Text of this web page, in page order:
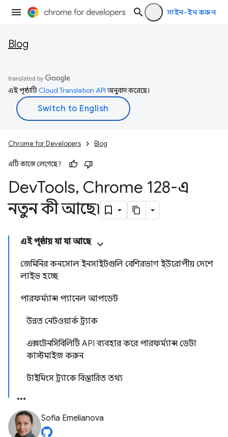
সাইন-ইন করুন
Blog
এই পৃষ্ঠাটিCloud Translation APIঅনুবাদ করেছে।
Chrome for Developers Blog
এটি কাজে লেগেছে?
DevTools, Chrome 128-এ
নতুন কী আছে৷
এই পৃষ্ঠায় যা যা আছে
জেমিনির কনসোল ইনসাইটগুলি বেশিরভাগ ইউরোপীয় দেশে
লাইভ হচ্ছে
পারফর্ম্যান্স প্যানেল আপডেট
উন্নত নেটওয়ার্ক ট্র্যাক
এক্সটেনসিবিলিটি API ব্যবহার করে পারফর্ম্যান্স ডেটা
কাস্টমাইজ করুন
টাইমিংস ট্র্যাকে বিস্তারিত তথ্য
Sofia Emelianova